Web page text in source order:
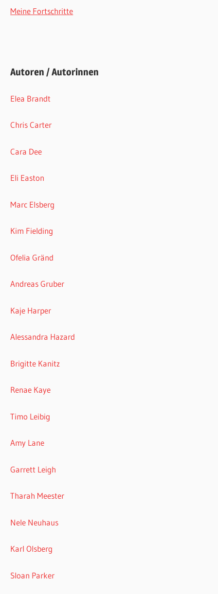
Meine Fortschritte
Autoren / Autorinnen
Elea Brandt
Chris Carter
Cara Dee
Eli Easton
Marc Elsberg
Kim Fielding
Ofelia Gränd
Andreas Gruber
Kaje Harper
Alessandra Hazard
Brigitte Kanitz
Renae Kaye
Timo Leibig
Amy Lane
Garrett Leigh
Tharah Meester
Nele Neuhaus
Karl Olsberg
Sloan Parker